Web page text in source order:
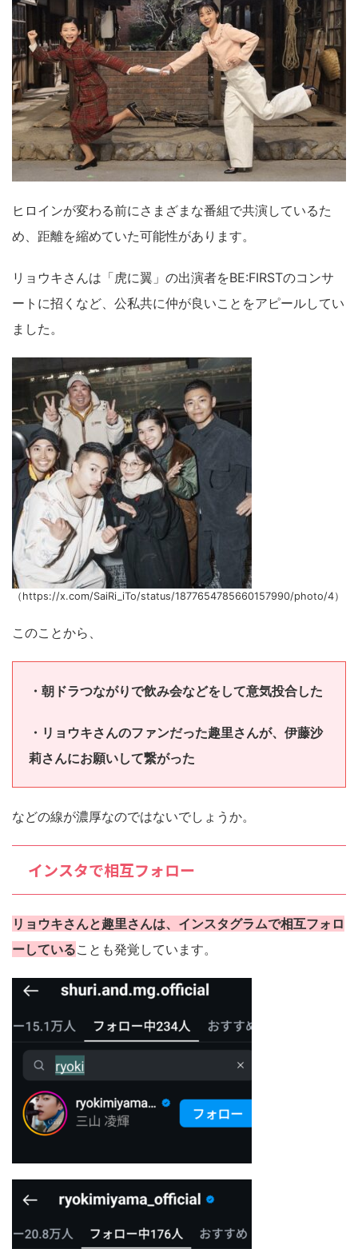
ヒロインが変わる前にさまざまな番組で共演しているた
め、距離を縮めていた可能性があります。
リョウキさんは「虎に翼」の出演者をBE:FIRSTのコンサ
ートに招くなど、公私共に仲が良いことをアピールしてい
ました。
（https://x.com/SaiRi_iTo/status/1877654785660157990/photo/4）
このことから、
・朝ドラつながりで飲み会などをして意気投合した
・リョウキさんのファンだった趣里さんが、伊藤沙
莉さんにお願いして繋がった
などの線が濃厚なのではないでしょうか。
インスタで相互フォロー
リョウキさんと趣里さんは、インスタグラムで相互フォロ
ーしていることも発覚しています。